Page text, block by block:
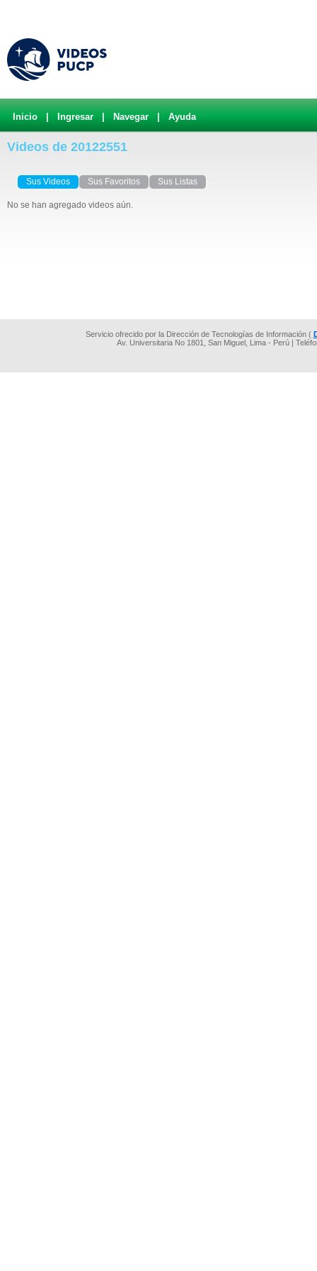
Inicio Ingresar Navegar Ayuda
Videos de 20122551
Sus Videos Sus Favoritos Sus Listas
No se han agregado videos aún.
Servicio ofrecido por la Dirección de Tecnologías de Información (
Av. Universitaria No 1801, San Miguel, Lima - Perú |